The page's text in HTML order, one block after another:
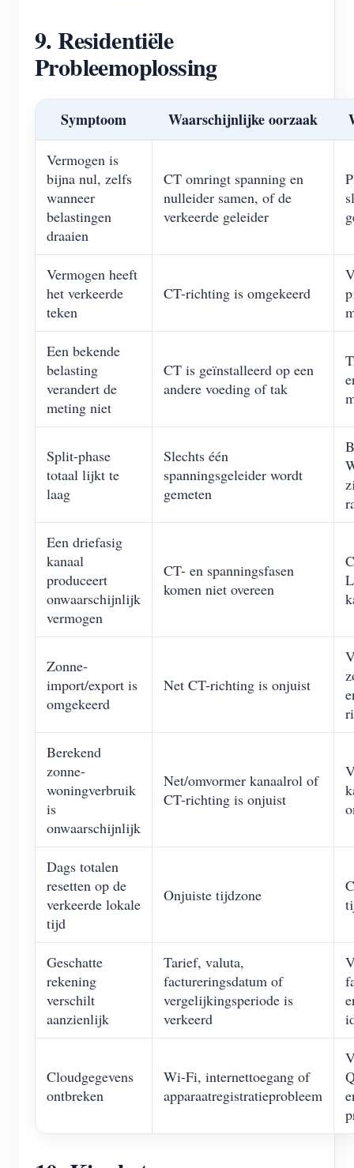
9. Residentiële
Probleemoplossing
Symptoom Waarschijnlijke oorzaak
Vermogen is
bijna nul, zelfs
wanneer
belastingen
draaien
CT omringt spanning en
nulleider samen, of de
verkeerde geleider
Vermogen heeft
het verkeerde
teken
CT-richting is omgekeerd
Een bekende
belasting
verandert de
meting niet
CT is geïnstalleerd op een
andere voeding of tak
Split-phase
totaal lijkt te
laag
Slechts één
spanningsgeleider wordt
gemeten
Een driefasig
kanaal
produceert
onwaarschijnlijk
vermogen
CT- en spanningsfasen
komen niet overeen
Zonne-
import/export is
omgekeerd
Net CT-richting is onjuist
Berekend
zonne-
woningverbruik
is
onwaarschijnlijk
Net/omvormer kanaalrol of
CT-richting is onjuist
Dags totalen
resetten op de
verkeerde lokale
tijd
Onjuiste tijdzone
Geschatte
rekening
verschilt
aanzienlijk
Tarief, valuta,
factureringsdatum of
vergelijkingsperiode is
verkeerd
Cloudgegevens
ontbreken
Wi-Fi, internettoegang of
apparaatregistratieprobleem